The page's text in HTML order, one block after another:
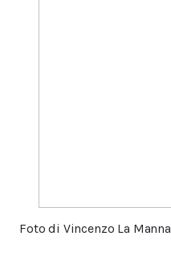
Foto di Vincenzo La Manna